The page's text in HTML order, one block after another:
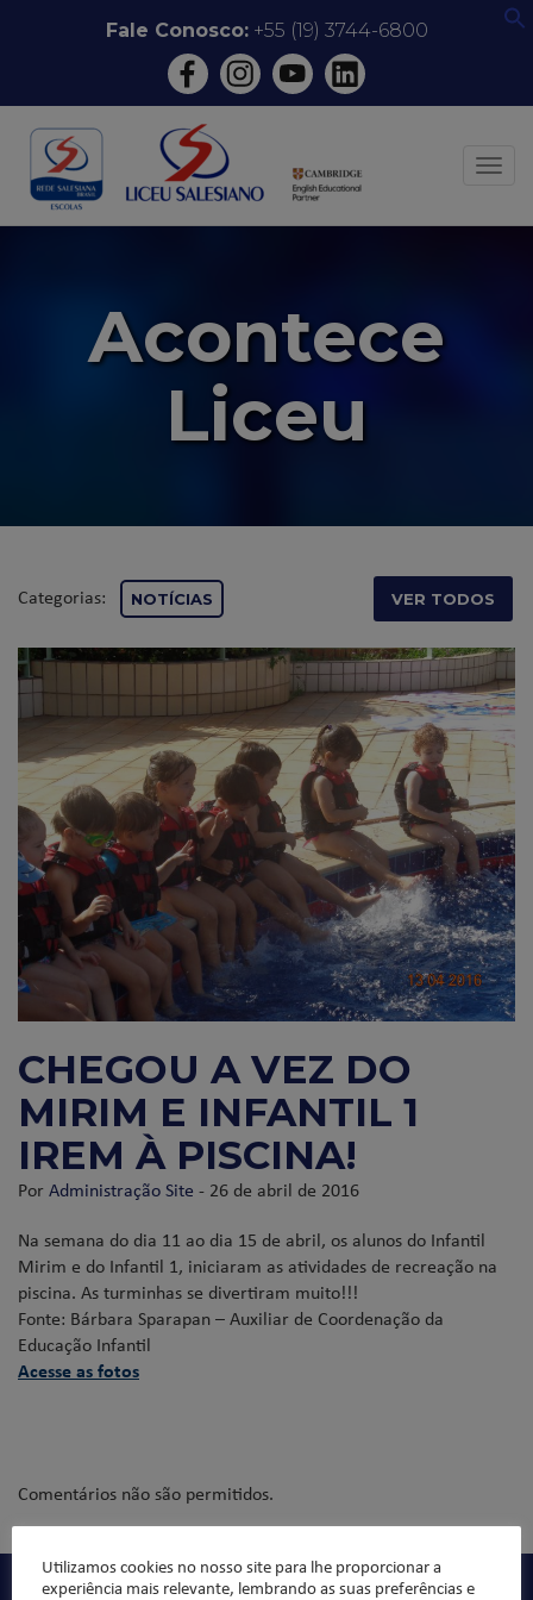
conteúdo
Fale Conosco:+55 (19) 3744-6800
Acontece
Liceu
Categorias: NOTÍCIAS VER TODOS
CHEGOU A VEZ DO
MIRIM E INFANTIL 1
IREM À PISCINA!
PorAdministração Site - 26 de abril de 2016
Na semana do dia 11 ao dia 15 de abril, os alunos do Infantil
Mirim e do Infantil 1, iniciaram as atividades de recreação na
piscina. As turminhas se divertiram muito!!!
Fonte: Bárbara Sparapan – Auxiliar de Coordenação da
Educação Infantil
Acesse as fotos
Comentários não são permitidos.
Utilizamos cookies no nosso site para lhe proporcionar a
experiência mais relevante, lembrando as suas preferências e